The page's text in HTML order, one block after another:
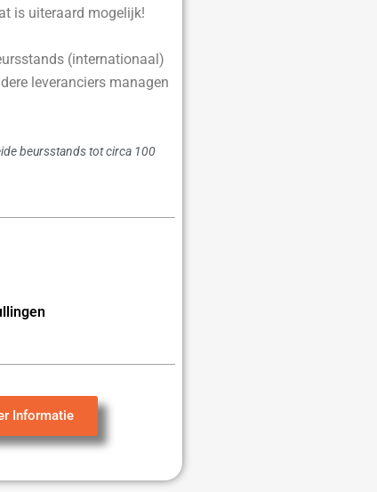
is uiteraard mogelijk!
(internationaal)
leveranciers managen
beursstands tot circa 100
Informatie